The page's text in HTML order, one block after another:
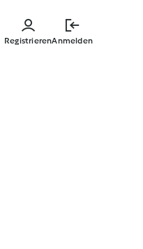
springen
RegistrierenAnmelden